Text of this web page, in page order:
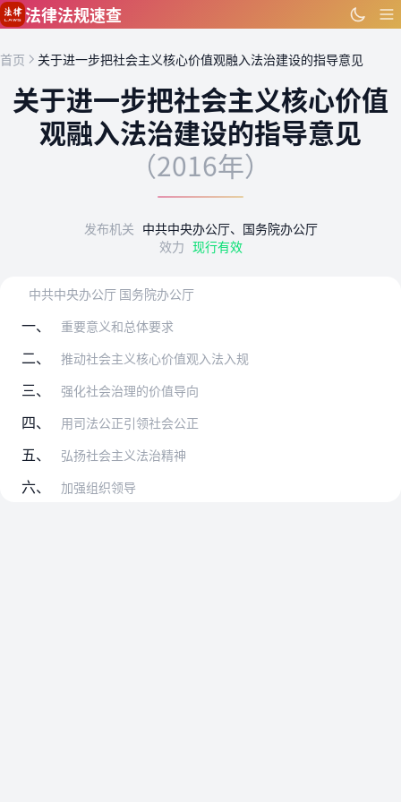
跳到主要内容
法律法规速查
首页 关于进一步把社会主义核心价值观融入法治建设的指导意见
关于进一步把社会主义核心价值
观融入法治建设的指导意见
（2016年）
发布机关 中共中央办公厅、国务院办公厅
效力 现行有效
中共中央办公厅 国务院办公厅
一、 重要意义和总体要求
二、 推动社会主义核心价值观入法入规
三、 强化社会治理的价值导向
四、 用司法公正引领社会公正
五、 弘扬社会主义法治精神
六、 加强组织领导